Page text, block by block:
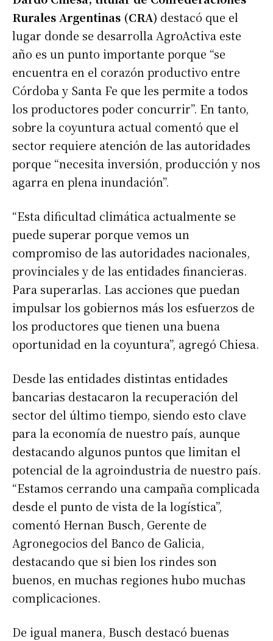
Rurales Argentinas (CRA) destacó que el
lugar donde se desarrolla AgroActiva este
año es un punto importante porque “se
encuentra en el corazón productivo entre
Córdoba y Santa Fe que les permite a todos
los productores poder concurrir”. En tanto,
sobre la coyuntura actual comentó que el
sector requiere atención de las autoridades
porque “necesita inversión, producción y nos
agarra en plena inundación”.
“Esta dificultad climática actualmente se
puede superar porque vemos un
compromiso de las autoridades nacionales,
provinciales y de las entidades financieras.
Para superarlas. Las acciones que puedan
impulsar los gobiernos más los esfuerzos de
los productores que tienen una buena
oportunidad en la coyuntura”, agregó Chiesa.
Desde las entidades distintas entidades
bancarias destacaron la recuperación del
sector del último tiempo, siendo esto clave
para la economía de nuestro país, aunque
destacando algunos puntos que limitan el
potencial de la agroindustria de nuestro país.
“Estamos cerrando una campaña complicada
desde el punto de vista de la logística”,
comentó Hernan Busch, Gerente de
Agronegocios del Banco de Galicia,
destacando que si bien los rindes son
buenos, en muchas regiones hubo muchas
complicaciones.
De igual manera, Busch destacó buenas